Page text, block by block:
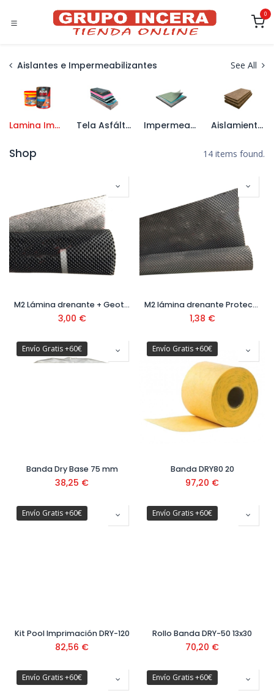
0
Aislantes e Impermeabilizantes See All
Lamina Impermeabilizante Tela Asfáltica Impermeabilizantes Líquidos Aislamiento Térmico y Acústico
Shop 14 items found.
M2 Lámina drenante + Geotextil Protect Plus
3,00 €
M2 lámina drenante Protect 400
1,38 €
Envío Gratis +60€
Banda Dry Base 75 mm
38,25 €
Envío Gratis +60€
Banda DRY80 20
97,20 €
Envío Gratis +60€
Kit Pool Imprimación DRY-120
82,56 €
Envío Gratis +60€
Rollo Banda DRY-50 13x30
70,20 €
Envío Gratis +60€ Envío Gratis +60€